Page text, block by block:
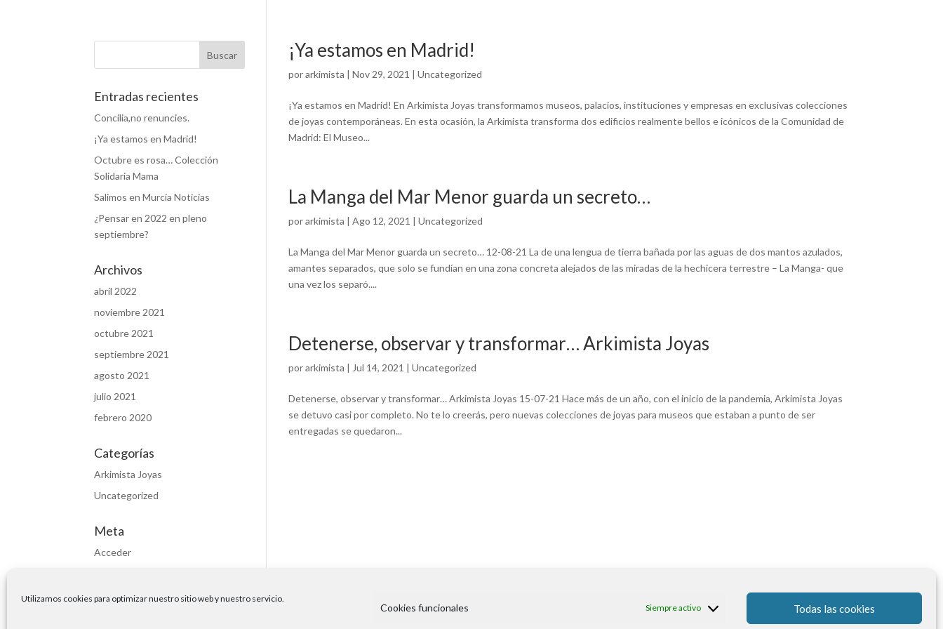
Utilizamos cookies para optimizar nuestro sitio web y nuestro servicio.
Cookies funcionales Siempre activo Todas las cookies
¡Ya estamos en Madrid!
porarkimista |Nov 29, 2021 |Uncategorized
¡Ya estamos en Madrid! En Arkimista Joyas transformamos museos, palacios, instituciones y empresas en exclusivas colecciones
de joyas contemporáneas. En esta ocasión, la Arkimista transforma dos edificios realmente bellos e icónicos de la Comunidad de
Madrid: El Museo...
La Manga del Mar Menor guarda un secreto…
porarkimista |Ago 12, 2021 |Uncategorized
La Manga del Mar Menor guarda un secreto… 12-08-21 La de una lengua de tierra bañada por las aguas de dos mantos azulados,
amantes separados, que solo se fundían en una zona concreta alejados de las miradas de la hechicera terrestre – La Manga- que
una vez los separó....
Detenerse, observar y transformar… Arkimista Joyas
porarkimista | Jul 14, 2021 |Uncategorized
Detenerse, observar y transformar… Arkimista Joyas 15-07-21 Hace más de un año, con el inicio de la pandemia, Arkimista Joyas
se detuvo casi por completo. No te lo creerás, pero nuevas colecciones de joyas para museos que estaban a punto de ser
entregadas se quedaron...
Entradas recientes
Concilia,no renuncies.
¡Ya estamos en Madrid!
Octubre es rosa… Colección
Solidaria Mama
Salimos en Murcia Noticias
¿Pensar en 2022 en pleno
septiembre?
Archivos
abril 2022
noviembre 2021
octubre 2021
septiembre 2021
agosto 2021
julio 2021
febrero 2020
Categorías
Arkimista Joyas
Uncategorized
Meta
Acceder
WordPress.org